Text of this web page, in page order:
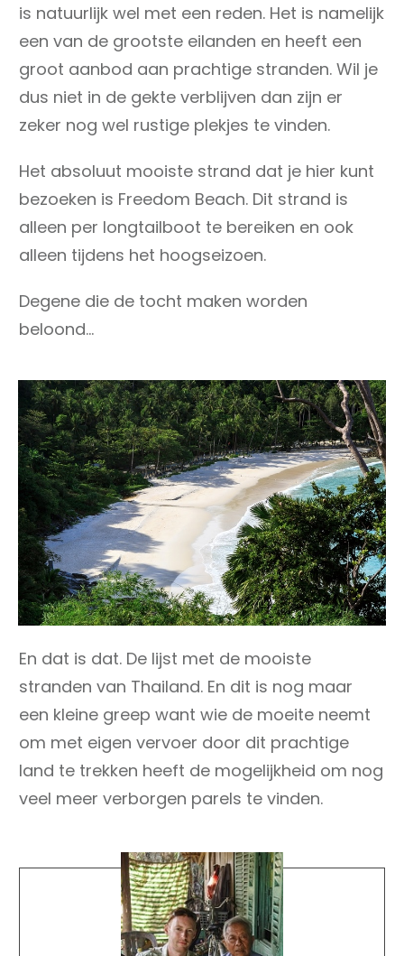
is natuurlijk wel met een reden. Het is namelijk
een van de grootste eilanden en heeft een
groot aanbod aan prachtige stranden. Wil je
dus niet in de gekte verblijven dan zijn er
zeker nog wel rustige plekjes te vinden.
Het absoluut mooiste strand dat je hier kunt
bezoeken is Freedom Beach. Dit strand is
alleen per longtailboot te bereiken en ook
alleen tijdens het hoogseizoen.
Degene die de tocht maken worden
beloond…
En dat is dat. De lijst met de mooiste
stranden van Thailand. En dit is nog maar
een kleine greep want wie de moeite neemt
om met eigen vervoer door dit prachtige
land te trekken heeft de mogelijkheid om nog
veel meer verborgen parels te vinden.